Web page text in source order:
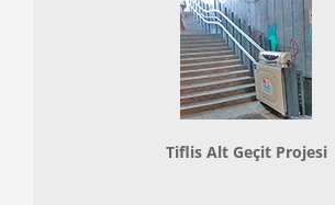
Tiflis Alt Geçit Projesi